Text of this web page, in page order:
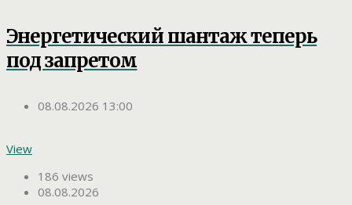
Энергетический шантаж теперь
под запретом
08.08.2026 13:00
View
186 views
08.08.2026